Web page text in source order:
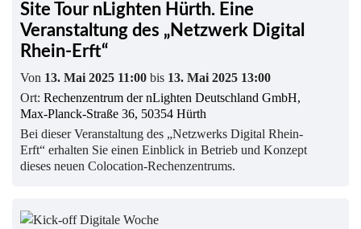
Site Tour nLighten Hürth. Eine
Veranstaltung des „Netzwerk Digital
Rhein-Erft“
Von 13. Mai 2025 11:00 bis 13. Mai 2025 13:00
Ort: Rechenzentrum der nLighten Deutschland GmbH,
Max-Planck-Straße 36, 50354 Hürth
Bei dieser Veranstaltung des „Netzwerks Digital Rhein-
Erft“ erhalten Sie einen Einblick in Betrieb und Konzept
dieses neuen Colocation-Rechenzentrums.